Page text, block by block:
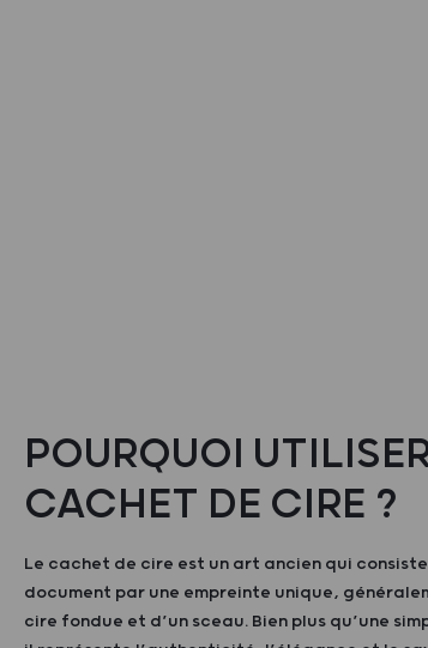
POURQUOI
CACHET DE CIRE ?
Le cachet de cire est un art ancien qui
document par une empreinte unique,
cire fondue et d’un sceau. Bien plus qu’une